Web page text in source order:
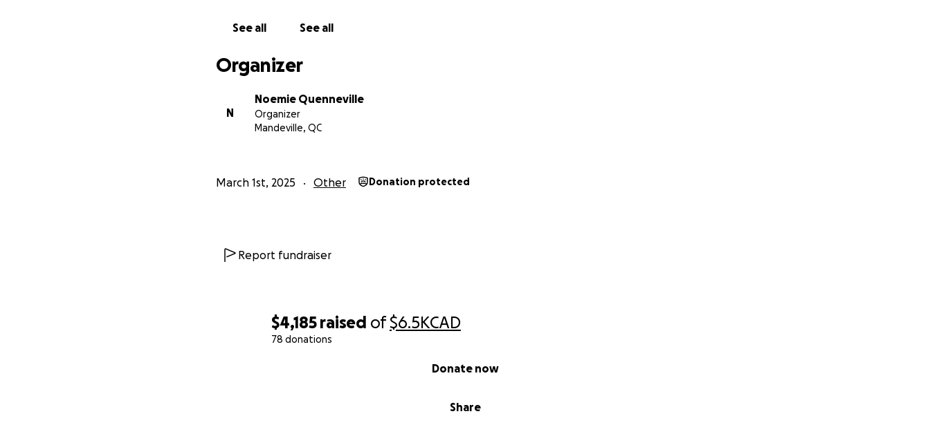
$4,185 raised of$6.5KCAD
78 donations
Share
Donate now
See all See all
Organizer
N
Noemie Quenneville
Organizer
Mandeville, QC
March 1st, 2025 Other Donation protected
Report fundraiser